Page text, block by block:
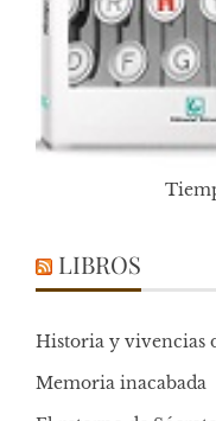
LIBROS
Historia y vivencias
Memoria inacabada